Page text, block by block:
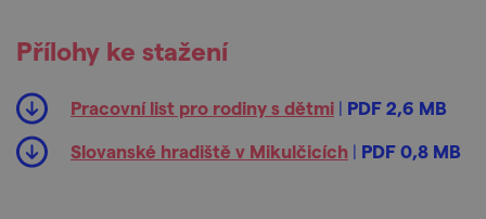
Přílohy ke stažení
Pracovní list pro rodiny s dětmi | PDF 2,6 MB
Slovanské hradiště v Mikulčicích | PDF 0,8 MB